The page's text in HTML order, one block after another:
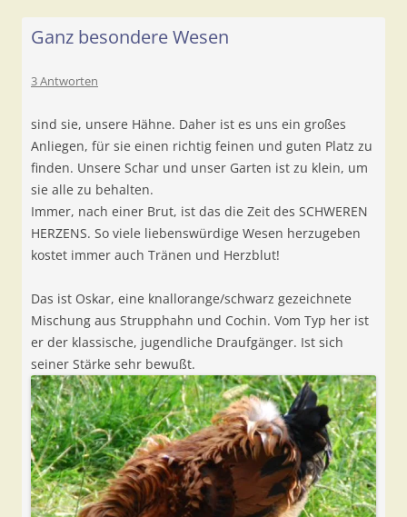
Ganz besondere Wesen
3 Antworten
sind sie, unsere Hähne. Daher ist es uns ein großes
Anliegen, für sie einen richtig feinen und guten Platz zu
finden. Unsere Schar und unser Garten ist zu klein, um
sie alle zu behalten.
Immer, nach einer Brut, ist das die Zeit des SCHWEREN
HERZENS. So viele liebenswürdige Wesen herzugeben
kostet immer auch Tränen und Herzblut!
Das ist Oskar, eine knallorange/schwarz gezeichnete
Mischung aus Strupphahn und Cochin. Vom Typ her ist
er der klassische, jugendliche Draufgänger. Ist sich
seiner Stärke sehr bewußt.